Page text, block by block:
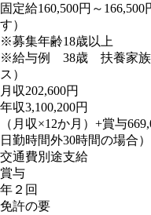
固定給160,500円～
す）
※募集年齢18歳以上
※給与例 38歳 扶養家族
ス）
月収202,600円
年収3,100,200円
（月収×12か月）+賞与
日勤時間外30時間の場合）
交通費別途支給
賞与
年２回
免許の要